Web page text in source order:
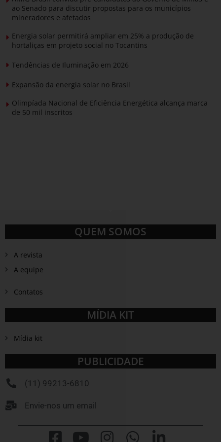
ao Senado para discutir propostas para os municípios
mineradores e afetados
Energia solar permitirá ampliar em 25% a produção de
hortaliças em projeto social no Tocantins
Tendências de Iluminação em 2026
Expansão da energia solar no Brasil
Olimpíada Nacional de Eficiência Energética alcança marca
de 50 mil inscritos
QUEM SOMOS
A revista
A equipe
Contatos
MÍDIA KIT
Mídia kit
PUBLICIDADE
(11) 99213-6810
Envie-nos um email